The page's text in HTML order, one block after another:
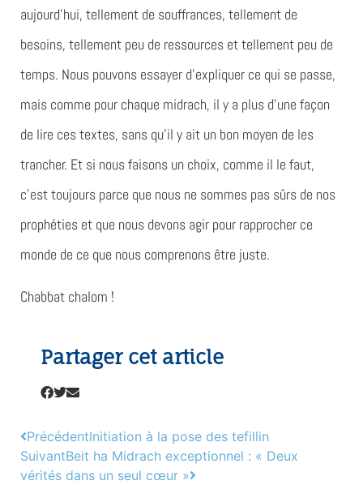
aujourd’hui, tellement de souffrances, tellement de
besoins, tellement peu de ressources et tellement peu de
temps. Nous pouvons essayer d’expliquer ce qui se passe,
mais comme pour chaque midrach, il y a plus d’une façon
de lire ces textes, sans qu’il y ait un bon moyen de les
trancher. Et si nous faisons un choix, comme il le faut,
c’est toujours parce que nous ne sommes pas sûrs de nos
prophéties et que nous devons agir pour rapprocher ce
monde de ce que nous comprenons être juste.
Chabbat chalom !
Partager cet article
PrécédentInitiation à la pose des tefillin
SuivantBeit ha Midrach exceptionnel : « Deux
vérités dans un seul cœur »